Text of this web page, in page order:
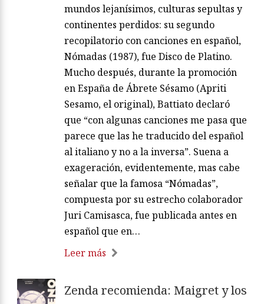
mundos lejanísimos, culturas sepultas y
continentes perdidos: su segundo
recopilatorio con canciones en español,
Nómadas (1987), fue Disco de Platino.
Mucho después, durante la promoción
en España de Ábrete Sésamo (Apriti
Sesamo, el original), Battiato declaró
que “con algunas canciones me pasa que
parece que las he traducido del español
al italiano y no a la inversa”. Suena a
exageración, evidentemente, mas cabe
señalar que la famosa “Nómadas”,
compuesta por su estrecho colaborador
Juri Camisasca, fue publicada antes en
español que en…
Leer más
Zenda recomienda: Maigret y los